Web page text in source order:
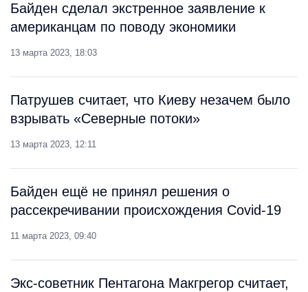
Байден сделал экстренное заявление к
американцам по поводу экономики
13 марта 2023, 18:03
Патрушев считает, что Киеву незачем было
взрывать «Северные потоки»
13 марта 2023, 12:11
Байден ещё не принял решения о
рассекречивании происхождения Covid-19
11 марта 2023, 09:40
Экс-советник Пентагона Макгрегор считает,